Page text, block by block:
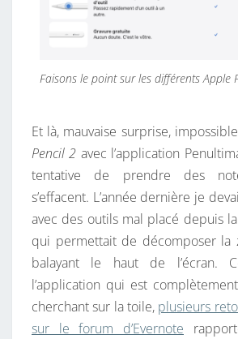
Faisons le point sur les différents Apple
Et là, mauvaise surprise, impossible
Pencil 2 avec l’application
tentative de prendre des
s’effacent. L’année dernière je
avec des outils mal placé depuis
qui permettait de décomposer la
balayant le haut de l’écran.
l’application qui est
cherchant sur la toile, plusieurs
sur le forum d’Evernote